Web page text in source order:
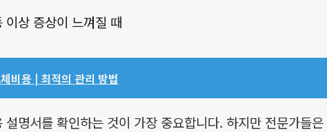
이상 증상이 느껴질 때
비용 | 최적의 관리 방법
명서를 확인하는 것이 가장 중요합니다. 하지만 전문가들은